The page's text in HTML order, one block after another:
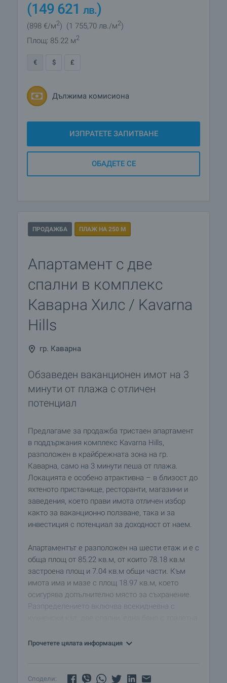
(149 621 лв.)
(898 €/м2) (1 755,70 лв./м2)
Площ: 85.22 м2
€ $ £
Дължима комисиона
ИЗПРАТЕТЕ ЗАПИТВАНЕ
ОБАДЕТЕ СЕ
ПРОДАЖБА ПЛАЖ НА 250 М
Апартамент с две
спални в комплекс
Каварна Хилс / Kavarna
Hills
гр. Каварна
Обзаведен ваканционен имот на 3
минути от плажа с отличен
потенциал
Предлагаме за продажба тристаен апартамент
в поддържания комплекс Kavarna Hills,
разположен в крайбрежната зона на гр.
Каварна, само на 3 минути пеша от плажа.
Локацията е особено атрактивна – в близост до
яхтеното пристанище, ресторанти, магазини и
заведения, което прави имота отличен избор
както за ваканционно ползване, така и за
инвестиция с потенциал за доходност от наем.
Апартаментът е разположен на шести етаж и е с
обща площ от 85.22 кв.м, от които 78.18 кв.м
застроена площ и 7.04 кв.м общи части. Към
имота има и мазе с площ 18.97 кв.м, което
осигурява допълнително място за съхранение.
Разпределението включва всекидневна с
простор и комфорт.
позволява да бъде използвано веднага – както
Прочетете цялата информация
Сподели: